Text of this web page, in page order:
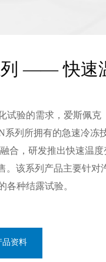
列 —— 快速
试验的需求，爱斯佩克
系列所拥有的急速冷冻
合，研发推出快速温
。该系列产品主要针
各种结露试验。
品资料